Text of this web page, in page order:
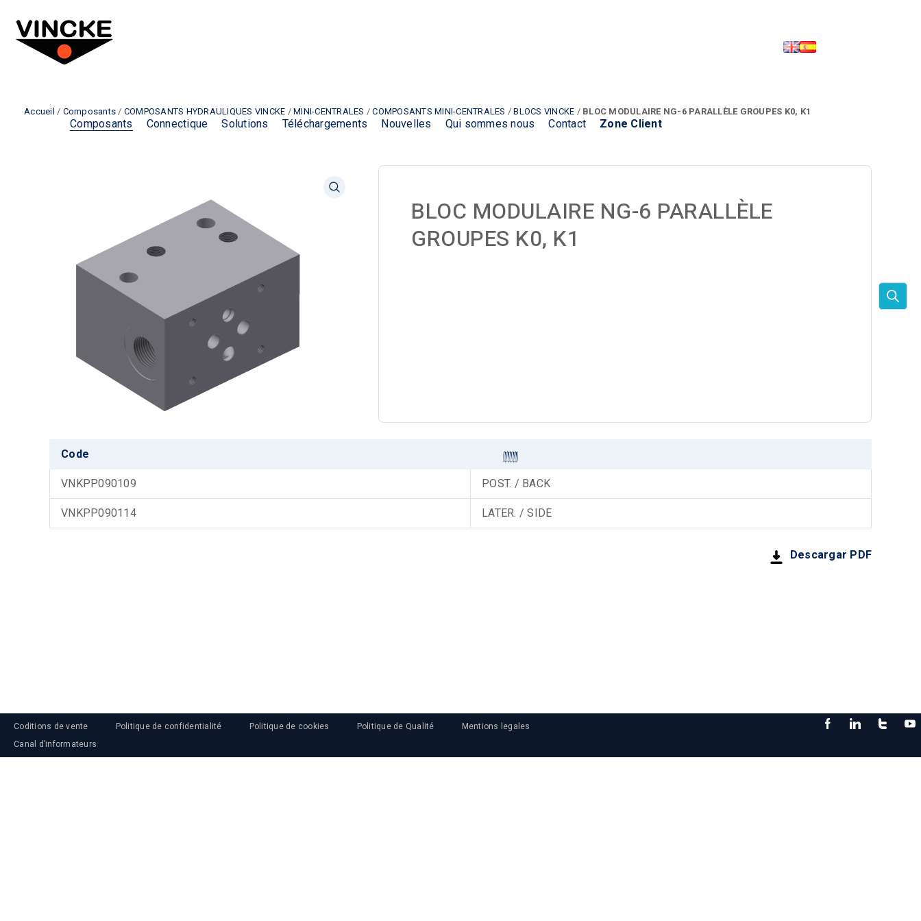
Composants Connectique Solutions Téléchargements Nouvelles Qui sommes nous Contact Zone Client
Accueil / Composants / COMPOSANTS HYDRAULIQUES VINCKE / MINI-CENTRALES /COMPOSANTS MINI-CENTRALES /BLOCS VINCKE / BLOC MODULAIRE NG-6 PARALLÈLE GROUPES K0, K1
BLOC MODULAIRE NG-6 PARALLÈLE
GROUPES K0, K1
Code
VNKPP090109 POST. / BACK
VNKPP090114 LATER. / SIDE
Descargar PDF
Coditions de vente Politique de confidentialité Politique de cookies Politique de Qualité
Mentions legales
Canal d’informateurs